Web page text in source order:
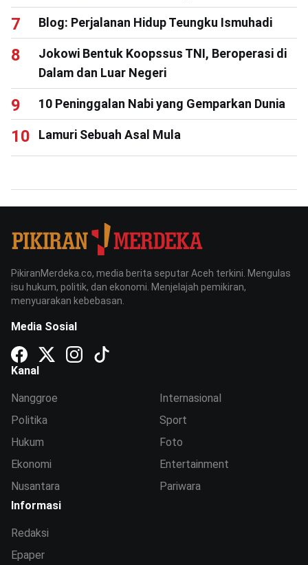
Blog: Perjalanan Hidup Teungku Ismuhadi
Jokowi Bentuk Koopssus TNI, Beroperasi di
Dalam dan Luar Negeri
10 Peninggalan Nabi yang Gemparkan Dunia
Lamuri Sebuah Asal Mula
PikiranMerdeka.co, media berita seputar Aceh terkini. Mengulas
isu hukum, politik, dan ekonomi. Menjelajah pemikiran,
menyuarakan kebebasan.
Media Sosial
Kanal
Nanggroe
Politika
Hukum
Ekonomi
Nusantara
Internasional
Sport
Foto
Entertainment
Pariwara
Informasi
Redaksi
Epaper